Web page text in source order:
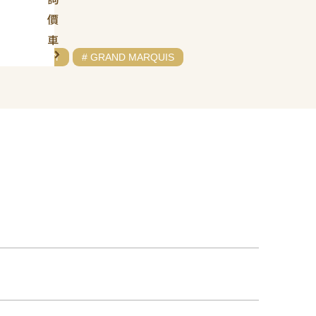
價
車
# MERCURY # GRAND MARQUIS